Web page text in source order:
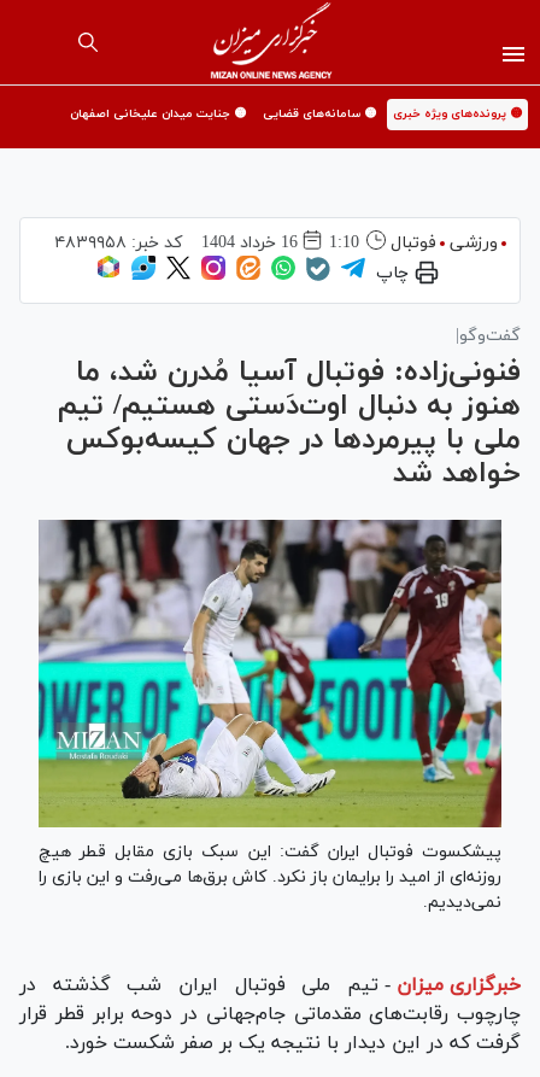
🟡 پرونده‌های ویژه خبری 🟡 سامانه‌های قضایی 🟡 جنایت میدان علیخانی اصفهان
ورزشی فوتبال 1:10 16 خرداد 1404 کد خبر: ۴۸۳۹۹۵۸
چاپ
گفت‌و‌گو|
فنونی‌زاده: فوتبال آسیا مُدرن شد، ما
هنوز به دنبال اوت‌دَستی هستیم/ تیم
ملی با پیرمرد‌ها در جهان کیسه‌بوکس
خواهد شد
پیشکسوت فوتبال ایران گفت: این سبک بازی مقابل قطر هیچ
روزنه‌ای از امید را برایمان باز نکرد. کاش برق‌ها می‌رفت و این بازی را
نمی‌دیدیم.
خبرگزاری میزان - تیم ملی فوتبال ایران شب گذشته در
چارچوب رقابت‌های مقدماتی جام‌جهانی در دوحه برابر قطر قرار
گرفت که در این دیدار با نتیجه یک بر صفر شکست خورد.